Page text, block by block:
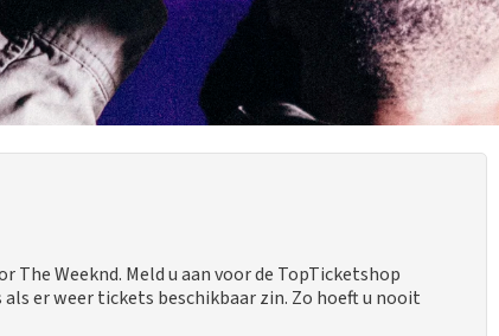
Weeknd. Meld u aan voor de TopTicketshop
er weer tickets beschikbaar zin. Zo hoeft u nooit